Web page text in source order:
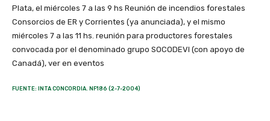
Plata, el miércoles 7 a las 9 hs Reunión de incendios forestales
Consorcios de ER y Corrientes (ya anunciada), y el mismo
miércoles 7 a las 11 hs. reunión para productores forestales
convocada por el denominado grupo SOCODEVI (con apoyo de
Canadá), ver en eventos
FUENTE: INTA CONCORDIA. NF186 (2-7-2004)